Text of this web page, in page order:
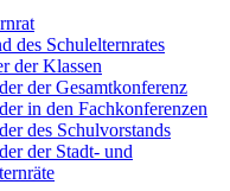
des Schulelternrates
der Klassen
der Gesamtkonferenz
in den Fachkonferenzen
des Schulvorstands
der Stadt- und